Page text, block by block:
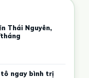
Thái Nguyên,
tô ngay bình trị